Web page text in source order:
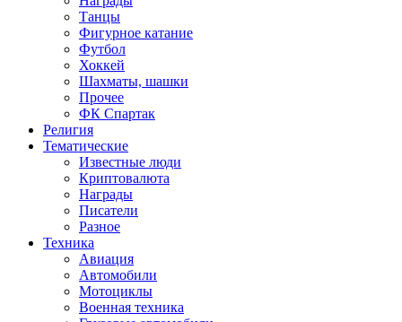
Танцы
Фигурное катание
Футбол
Хоккей
Шахматы, шашки
Прочее
ФК Спартак
Религия
Тематические
Известные люди
Криптовалюта
Награды
Писатели
Разное
Техника
Авиация
Автомобили
Мотоциклы
Военная техника